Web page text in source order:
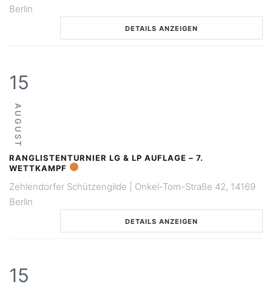
Berlin
DETAILS ANZEIGEN
15
AUGUST
RANGLISTENTURNIER LG & LP AUFLAGE – 7.
WETTKAMPF
Zehlendorfer Schützengilde | Onkel-Tom-Straße 42, 14169
Berlin
DETAILS ANZEIGEN
15